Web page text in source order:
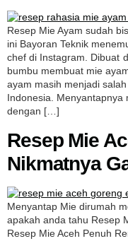
Resep Mie Ayam sudah
ini Bayoran Teknik
chef di Instagram. Dibuat
bumbu membuat mie
ayam masih menjadi
Indonesia. Menyantapnya
dengan […]
Resep Mie
Nikmatnya
Menyantap Mie dirumah
apakah anda tahu Resep
Resep Mie Aceh Penuh